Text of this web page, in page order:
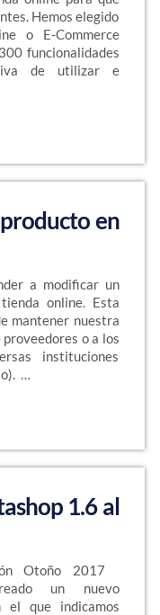
Hemos elegido
o E-Commerce
funcionalidades
de utilizar e
en
a modificar un
online. Esta
mantener nuestra
o a los
instituciones
…
1.6 al
Otoño 2017
un nuevo
el que indicamos